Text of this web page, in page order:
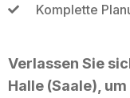
Komplette
Verlassen Sie
Halle (Saale),